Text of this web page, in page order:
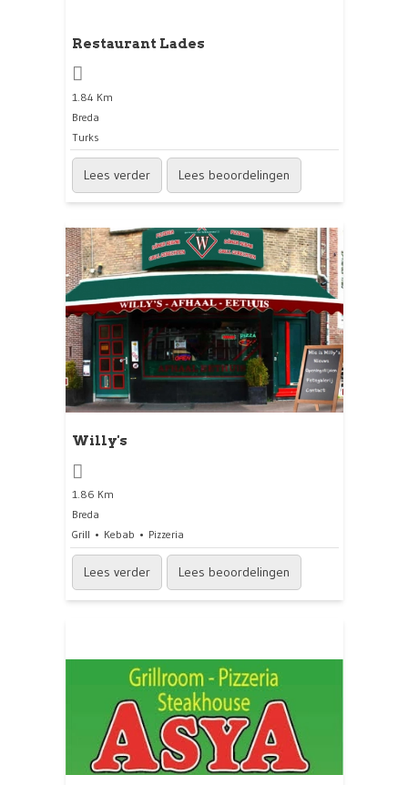
Restaurant Lades
1.84 Km
Breda
Turks
Lees verder Lees beoordelingen
Willy's
1.86 Km
Breda
Grill
Kebab Pizzeria
Lees verder Lees beoordelingen